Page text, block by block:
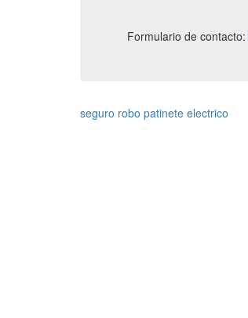
Formulario de contacto:
seguro robo patinete electrico